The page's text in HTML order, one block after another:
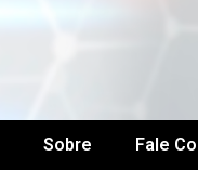
Sobre Fale